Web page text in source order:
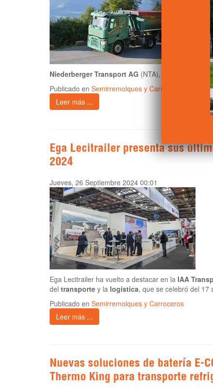
Niederberger Transport AG (NTA), con sede en
Publicado en Semirremolques y Carroceros
Leer más ...
Ega Lecitrailer presenta sus
2024
Jueves, 26 Septiembre 2024 00:01
Ega Lecitrailer ha vuelto a destacar en la IAA
del transporte y la logística, que se celebró del 17
Publicado en Semirremolques y Carroceros
Leer más ...
Nuevas soluciones de batería E-
Thermo King para transporte